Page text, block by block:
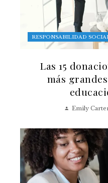
RESPONSABILIDAD
Las 15
más
Emily